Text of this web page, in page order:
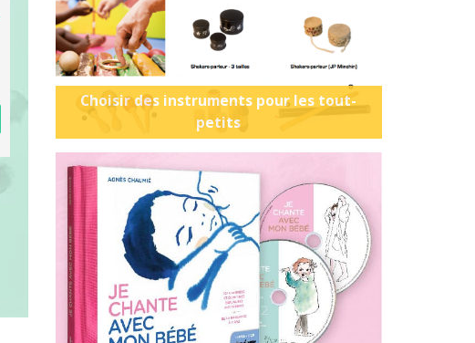
Choisir des instruments pour les tout-
petits